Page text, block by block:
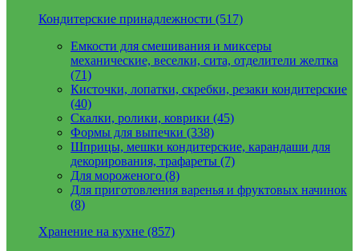
Кондитерские принадлежности (517)
Емкости для смешивания и миксеры
механические, веселки, сита, отделители желтка
(71)
Кисточки, лопатки, скребки, резаки кондитерские
(40)
Скалки, ролики, коврики (45)
Формы для выпечки (338)
Шприцы, мешки кондитерские, карандаши для
декорирования, трафареты (7)
Для мороженого (8)
Для приготовления варенья и фруктовых начинок
(8)
Хранение на кухне (857)